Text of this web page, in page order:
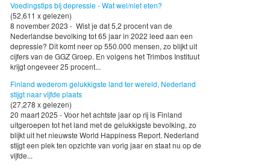
Voedingstips bij depressie - Wat wel/niet eten?
(52,611 x gelezen)
8 november 2023 - Wist je dat 5,2 procent van de
Nederlandse bevolking tot 65 jaar in 2022 leed aan een
depressie? Dit komt neer op 550.000 mensen, zo blijkt uit
cijfers van de GGZ Groep. En volgens het Trimbos Instituut
krijgt ongeveer 25 procent...
Finland wederom gelukkigste land ter wereld, Nederland
stijgt naar vijfde plaats
(27,278 x gelezen)
20 maart 2025 - Voor het achtste jaar op rij is Finland
uitgeroepen tot het land met de gelukkigste bevolking, zo
blijkt uit het nieuwste World Happiness Report. Nederland
stijgt een plek ten opzichte van vorig jaar en staat nu op de
vijfde...